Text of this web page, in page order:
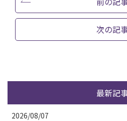
次の記
最新記
2026/08/07